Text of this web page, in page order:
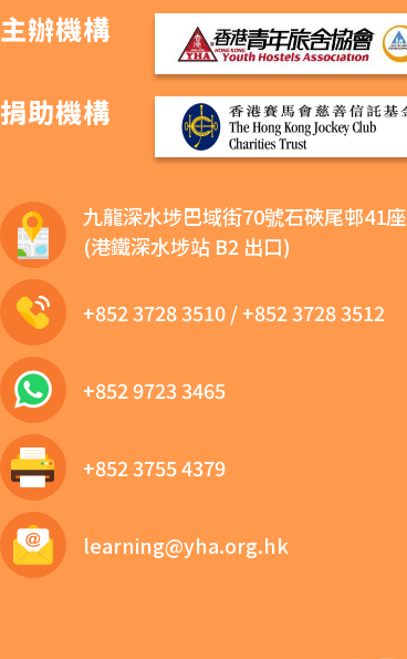
主辦機構
捐助機構
九龍深水埗巴域街70號石硤尾邨41座
(港鐵深水埗站 B2 出口)
+852 3728 3510/+852 3728 3512
+852 9723 3465
+852 3755 4379
learning@yha.org.hk